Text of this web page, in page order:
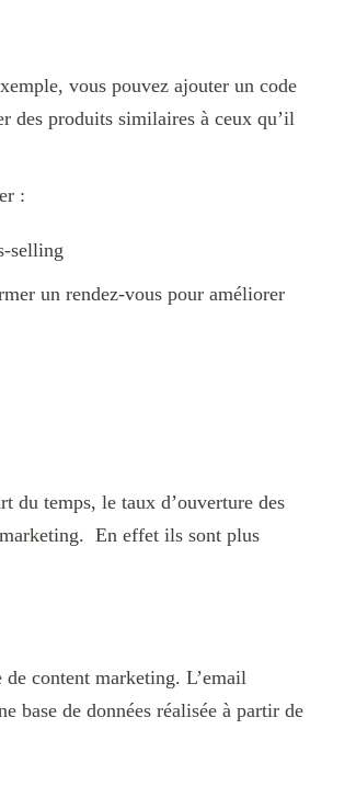
vous pouvez ajouter un code
des produits similaires à ceux qu’il
:
selling
un rendez-vous pour améliorer
du temps, le taux d’ouverture des
En effet ils sont plus
content marketing. L’email
base de données réalisée à partir de